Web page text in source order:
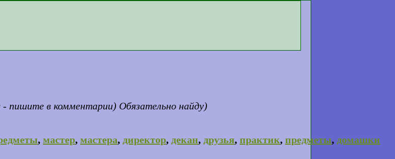
пишите в комментарии) Обязательно найду)
, мастер, мастера, директор, декан, друзья, практик, предметы, домашки